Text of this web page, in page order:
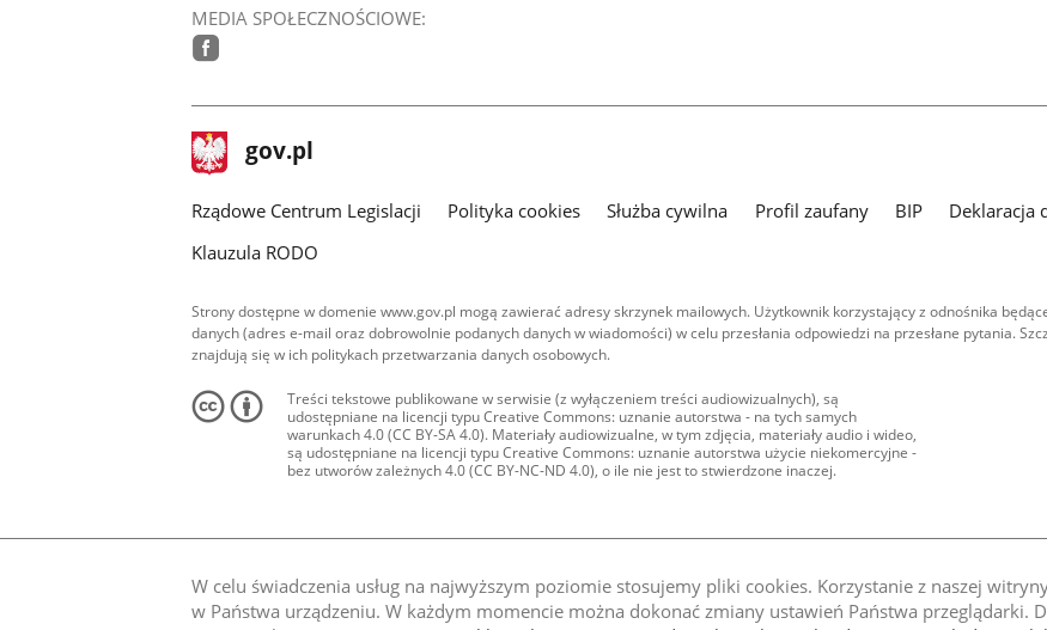
W celu świadczenia usług na najwyższym poziomie stosujemy pliki cookies. Korzystanie z naszej
w Państwa urządzeniu. W każdym momencie można dokonać zmiany ustawień Państwa przeglądarki.
MEDIA SPOŁECZNOŚCIOWE:
stopka
gov.pl Strona
gov.pl
Rządowe Centrum Legislacji Polityka cookies Służba cywilna Profil zaufany BIP
Deklaracja
Klauzula RODO
Strony dostępne w domenie www.gov.pl mogą zawierać adresy skrzynek mailowych. Użytkownik korzystający z odnośnika
danych (adres e-mail oraz dobrowolnie podanych danych w wiadomości) w celu przesłania odpowiedzi na przesłane pytania.
znajdują się w ich politykach przetwarzania danych osobowych.
Treści tekstowe publikowane w serwisie (z wyłączeniem treści audiowizualnych), są
udostępniane na licencji typu Creative Commons: uznanie autorstwa - na tych samych
warunkach 4.0 (CC BY-SA 4.0). Materiały audiowizualne, w tym zdjęcia, materiały audio i wideo,
są udostępniane na licencji typu Creative Commons: uznanie autorstwa użycie niekomercyjne -
bez utworów zależnych 4.0 (CC BY-NC-ND 4.0), o ile nie jest to stwierdzone inaczej.